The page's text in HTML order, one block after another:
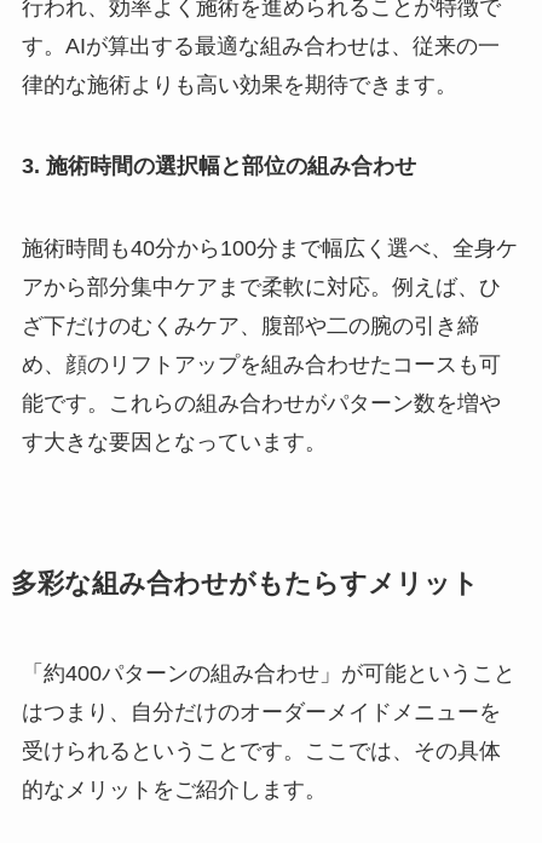
行われ、効率よく施術を進められることが特徴で
す。AIが算出する最適な組み合わせは、従来の一
律的な施術よりも高い効果を期待できます。
3. 施術時間の選択幅と部位の組み合わせ
施術時間も40分から100分まで幅広く選べ、全身ケ
アから部分集中ケアまで柔軟に対応。例えば、ひ
ざ下だけのむくみケア、腹部や二の腕の引き締
め、顔のリフトアップを組み合わせたコースも可
能です。これらの組み合わせがパターン数を増や
す大きな要因となっています。
多彩な組み合わせがもたらすメリット
「約400パターンの組み合わせ」が可能ということ
はつまり、自分だけのオーダーメイドメニューを
受けられるということです。ここでは、その具体
的なメリットをご紹介します。